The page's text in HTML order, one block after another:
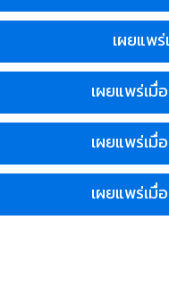
เผยแพ
เผยแพร่เมื่
เผยแพร่เมื่
เผยแพร่เมื่